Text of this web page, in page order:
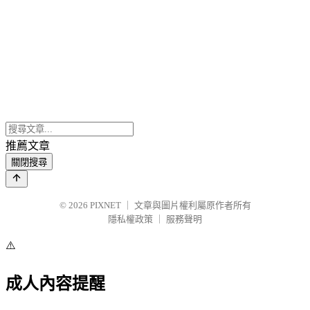
推薦文章
關閉搜尋
© 2026 PIXNET
文章與圖片權利屬原作者所有
隱私權政策
服務聲明
⚠️
成人內容提醒